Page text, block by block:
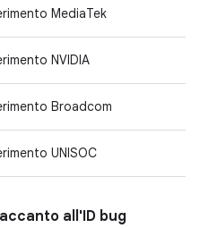
MediaTek
NVIDIA
Broadcom
UNISOC
all'ID bug